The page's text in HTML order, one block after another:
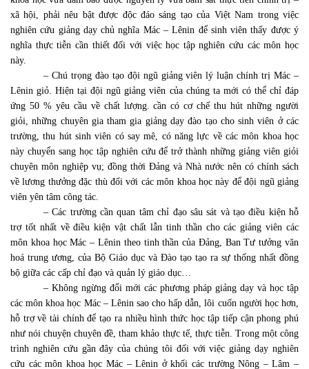
xã hội, phải nêu bật được độc đáo sáng tạo của Việt Nam trong việc
nghiên cứu giảng dạy chủ nghĩa Mác – Lênin để sinh viên thấy được ý
nghĩa thực tiễn cần thiết đối với việc học tập nghiên cứu các môn học
này.
– Chú trọng đào tạo đội ngũ giảng viên lý luận chính trị Mác –
Lênin giỏ. Hiện tại đội ngũ giảng viên của chúng ta mới có thể chỉ đáp
ứng 50 % yêu cầu về chất lượng. cần có cơ chế thu hút những người
giỏi, những chuyên gia tham gia giảng dạy đào tạo cho sinh viên ở các
trường, thu hút sinh viên có say mê, có năng lực về các môn khoa học
này chuyển sang học tập nghiên cứu để trở thành những giảng viên giỏi
chuyên môn nghiệp vụ; đồng thời Đảng và Nhà nước nên có chính sách
về lương thưởng đặc thù đối với các môn khoa học này để đội ngũ giảng
viên yên tâm công tác.
– Các trường cần quan tâm chỉ đạo sâu sát và tạo điều kiện hỗ
trợ tốt nhất về điều kiện vật chất lẫn tinh thần cho các giảng viên các
môn khoa học Mác – Lênin theo tinh thần của Đảng, Ban Tư tưởng văn
hoá trung ương, của Bộ Giáo dục và Đào tạo tạo ra sự thống nhất đồng
bộ giữa các cấp chỉ đạo và quản lý giáo dục…
– Không ngừng đổi mới các phương pháp giảng dạy và học tập
các môn khoa học Mác – Lênin sao cho hấp dẫn, lôi cuốn người học hơn,
hỗ trợ về tài chính để tạo ra nhiều hình thức học tập tiếp cận phong phú
như nói chuyện chuyên đề, tham khảo thực tế, thực tiễn. Trong một công
trình nghiên cứu gần đây của chúng tôi đối với việc giảng dạy nghiên
cứu các môn khoa học Mác – Lênin ở khối các trường Nông – Lâm –